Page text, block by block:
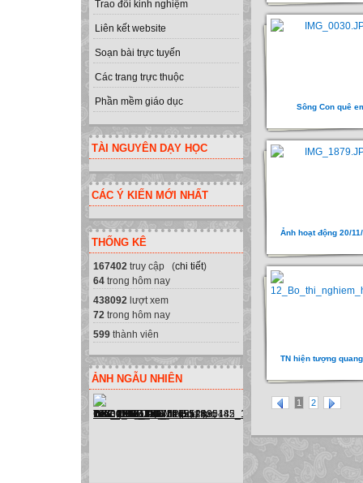
Trao đổi kinh nghiệm
Liên kết website
Soạn bài trực tuyến
Các trang trực thuộc
Phần mềm giáo dục
TÀI NGUYÊN DẠY HỌC
CÁC Ý KIẾN MỚI NHẤT
THỐNG KÊ
167402 truy cập (chi tiết)
64 trong hôm nay
438092 lượt xem
72 trong hôm nay
599 thành viên
ẢNH NGẪU NHIÊN
Sông Con quê
Ảnh hoạt động 20/
TN hiện tượng
1 2